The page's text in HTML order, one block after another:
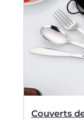
Couverts